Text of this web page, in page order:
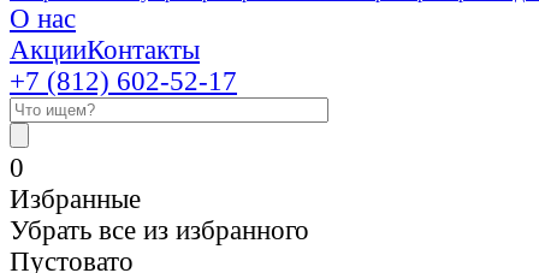
О нас
АкцииКонтакты
+7 (812) 602-52-17
0
Избранные
Убрать все из избранного
Пустовато